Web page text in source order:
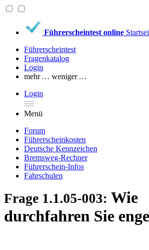
Führerscheintest online
Führerscheintest
Fragenkatalog
Login
mehr … weniger …
Login
Menü
Forum
Führerscheinkosten
Deutsche Kennzeichen
Bremsweg-Rechner
Führerschein-Infos
Fahrschulen
Frage 1.1.05-003: Wie
durchfahren Sie